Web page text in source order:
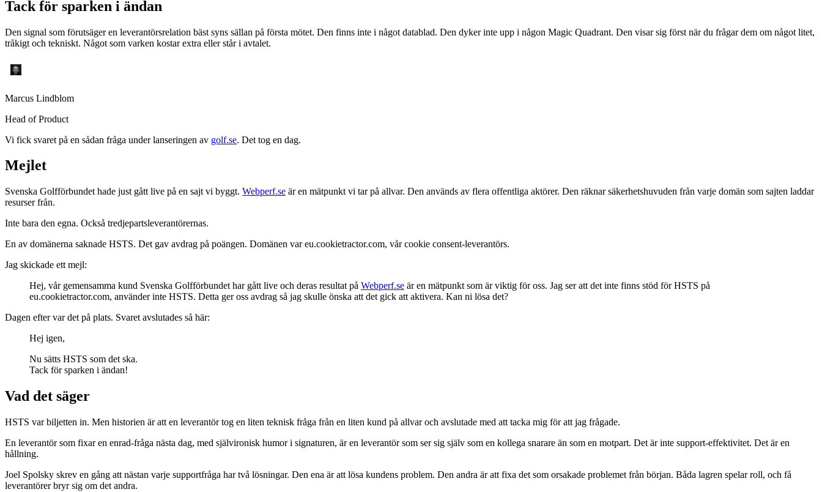
Tack för sparken i ändan
Den signal som förutsäger en leverantörsrelation bäst syns sällan på första mötet. Den finns inte i något datablad. Den dyker inte upp i någon Magic Quadrant. Den visar sig först när du frågar dem om något litet,
tråkigt och tekniskt. Något som varken kostar extra eller står i avtalet.
Marcus Lindblom
Head of Product
Vi fick svaret på en sådan fråga under lanseringen av golf.se. Det tog en dag.
Mejlet
Svenska Golfförbundet hade just gått live på en sajt vi byggt. Webperf.se är en mätpunkt vi tar på allvar. Den används av flera offentliga aktörer. Den räknar säkerhetshuvuden från varje domän som sajten laddar
resurser från.
Inte bara den egna. Också tredjepartsleverantörernas.
En av domänerna saknade HSTS. Det gav avdrag på poängen. Domänen var eu.cookietractor.com, vår cookie consent-leverantörs.
Jag skickade ett mejl:
Hej, vår gemensamma kund Svenska Golfförbundet har gått live och deras resultat på Webperf.se är en mätpunkt som är viktig för oss. Jag ser att det inte finns stöd för HSTS på
eu.cookietractor.com, använder inte HSTS. Detta ger oss avdrag så jag skulle önska att det gick att aktivera. Kan ni lösa det?
Dagen efter var det på plats. Svaret avslutades så här:
Hej igen,
Nu sätts HSTS som det ska.
Tack för sparken i ändan!
Vad det säger
HSTS var biljetten in. Men historien är att en leverantör tog en liten teknisk fråga från en liten kund på allvar och avslutade med att tacka mig för att jag frågade.
En leverantör som fixar en enrad-fråga nästa dag, med självironisk humor i signaturen, är en leverantör som ser sig själv som en kollega snarare än som en motpart. Det är inte support-effektivitet. Det är en
hållning.
Joel Spolsky skrev en gång att nästan varje supportfråga har två lösningar. Den ena är att lösa kundens problem. Den andra är att fixa det som orsakade problemet från början. Båda lagren spelar roll, och få
leverantörer bryr sig om det andra.